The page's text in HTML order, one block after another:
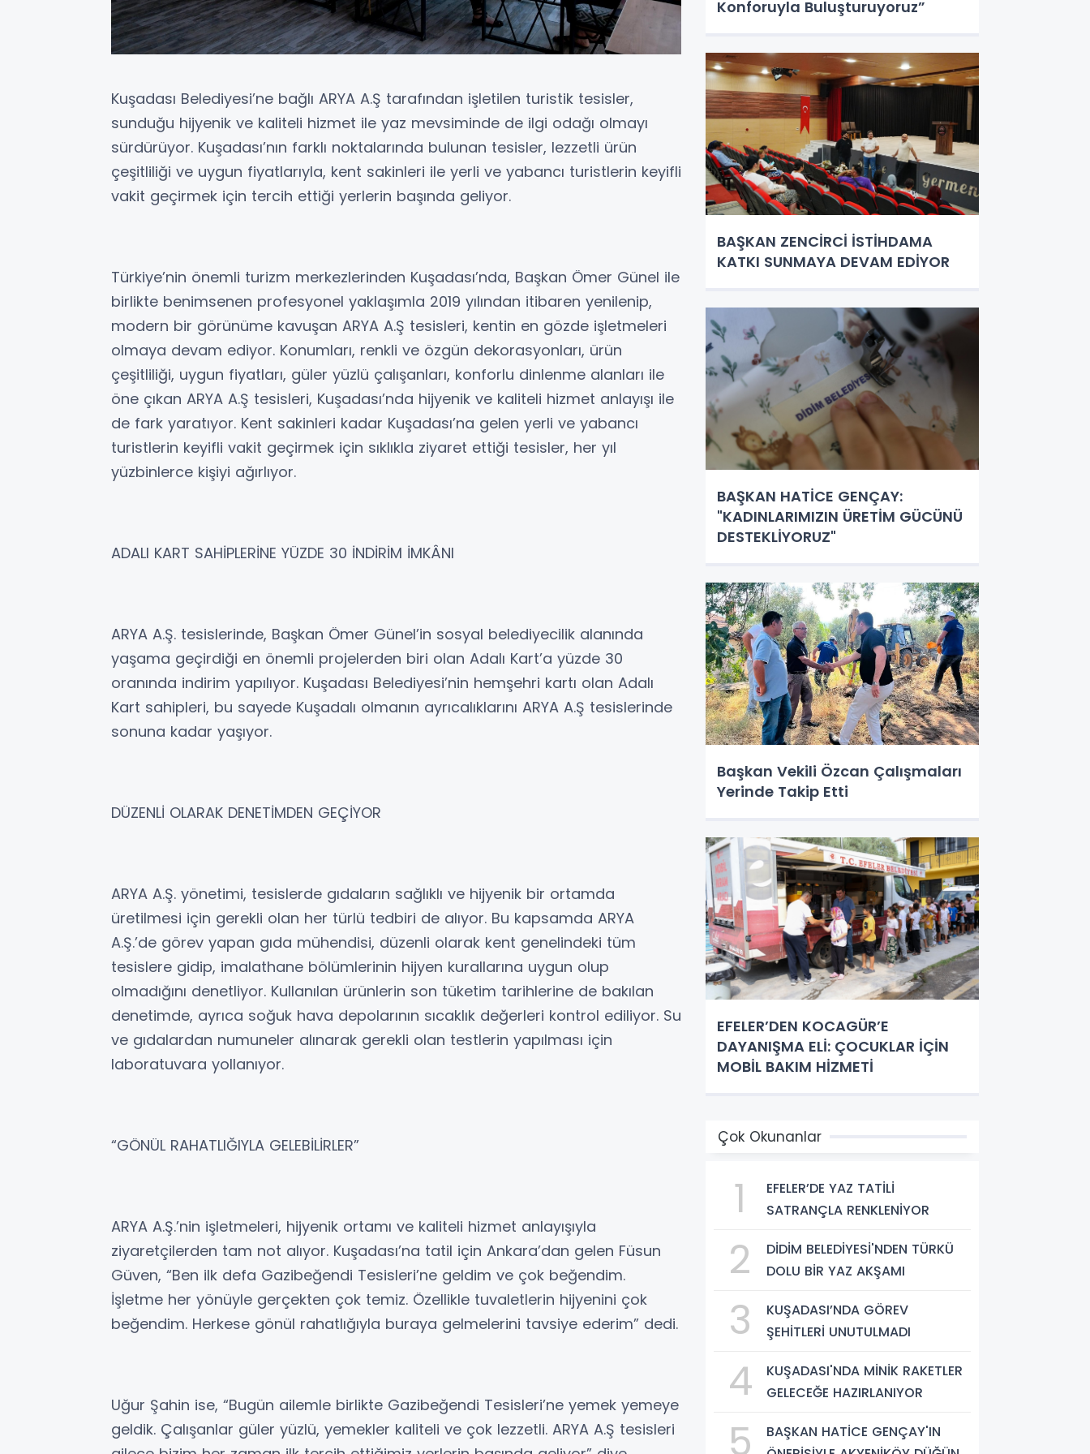
Kuşadası Belediyesi’ne bağlı ARYA A.Ş tarafından işletilen turistik tesisler,
sunduğu hijyenik ve kaliteli hizmet ile yaz mevsiminde de ilgi odağı olmayı
sürdürüyor. Kuşadası’nın farklı noktalarında bulunan tesisler, lezzetli ürün
çeşitliliği ve uygun fiyatlarıyla, kent sakinleri ile yerli ve yabancı turistlerin keyifli
vakit geçirmek için tercih ettiği yerlerin başında geliyor.
Türkiye’nin önemli turizm merkezlerinden Kuşadası’nda, Başkan Ömer Günel ile
birlikte benimsenen profesyonel yaklaşımla 2019 yılından itibaren yenilenip,
modern bir görünüme kavuşan ARYA A.Ş tesisleri, kentin en gözde işletmeleri
olmaya devam ediyor. Konumları, renkli ve özgün dekorasyonları, ürün
çeşitliliği, uygun fiyatları, güler yüzlü çalışanları, konforlu dinlenme alanları ile
öne çıkan ARYA A.Ş tesisleri, Kuşadası’nda hijyenik ve kaliteli hizmet anlayışı ile
de fark yaratıyor. Kent sakinleri kadar Kuşadası’na gelen yerli ve yabancı
turistlerin keyifli vakit geçirmek için sıklıkla ziyaret ettiği tesisler, her yıl
yüzbinlerce kişiyi ağırlıyor.
ADALI KART SAHİPLERİNE YÜZDE 30 İNDİRİM İMKÂNI
ARYA A.Ş. tesislerinde, Başkan Ömer Günel’in sosyal belediyecilik alanında
yaşama geçirdiği en önemli projelerden biri olan Adalı Kart’a yüzde 30
oranında indirim yapılıyor. Kuşadası Belediyesi’nin hemşehri kartı olan Adalı
Kart sahipleri, bu sayede Kuşadalı olmanın ayrıcalıklarını ARYA A.Ş tesislerinde
sonuna kadar yaşıyor.
DÜZENLİ OLARAK DENETİMDEN GEÇİYOR
ARYA A.Ş. yönetimi, tesislerde gıdaların sağlıklı ve hijyenik bir ortamda
üretilmesi için gerekli olan her türlü tedbiri de alıyor. Bu kapsamda ARYA
A.Ş.’de görev yapan gıda mühendisi, düzenli olarak kent genelindeki tüm
tesislere gidip, imalathane bölümlerinin hijyen kurallarına uygun olup
olmadığını denetliyor. Kullanılan ürünlerin son tüketim tarihlerine de bakılan
denetimde, ayrıca soğuk hava depolarının sıcaklık değerleri kontrol ediliyor. Su
ve gıdalardan numuneler alınarak gerekli olan testlerin yapılması için
laboratuvara yollanıyor.
“GÖNÜL RAHATLIĞIYLA GELEBİLİRLER”
ARYA A.Ş.’nin işletmeleri, hijyenik ortamı ve kaliteli hizmet anlayışıyla
ziyaretçilerden tam not alıyor. Kuşadası’na tatil için Ankara’dan gelen Füsun
Güven, “Ben ilk defa Gazibeğendi Tesisleri’ne geldim ve çok beğendim.
İşletme her yönüyle gerçekten çok temiz. Özellikle tuvaletlerin hijyenini çok
beğendim. Herkese gönül rahatlığıyla buraya gelmelerini tavsiye ederim” dedi.
Uğur Şahin ise, “Bugün ailemle birlikte Gazibeğendi Tesisleri’ne yemek yemeye
geldik. Çalışanlar güler yüzlü, yemekler kaliteli ve çok lezzetli. ARYA A.Ş tesisleri
Konforuyla Buluşturuyoruz”
BAŞKAN ZENCİRCİ İSTİHDAMA
KATKI SUNMAYA DEVAM EDİYOR
BAŞKAN HATİCE GENÇAY:
"KADINLARIMIZIN ÜRETİM GÜCÜNÜ
DESTEKLİYORUZ"
Başkan Vekili Özcan Çalışmaları
Yerinde Takip Etti
EFELER’DEN KOCAGÜR’E
DAYANIŞMA ELİ: ÇOCUKLAR İÇİN
MOBİL BAKIM HİZMETİ
Çok Okunanlar
1
EFELER’DE YAZ TATİLİ
SATRANÇLA RENKLENİYOR
2
DİDİM BELEDİYESİ'NDEN TÜRKÜ
DOLU BİR YAZ AKŞAMI
3
KUŞADASI’NDA GÖREV
ŞEHİTLERİ UNUTULMADI
4
KUŞADASI'NDA MİNİK RAKETLER
GELECEĞE HAZIRLANIYOR
5
BAŞKAN HATİCE GENÇAY'IN